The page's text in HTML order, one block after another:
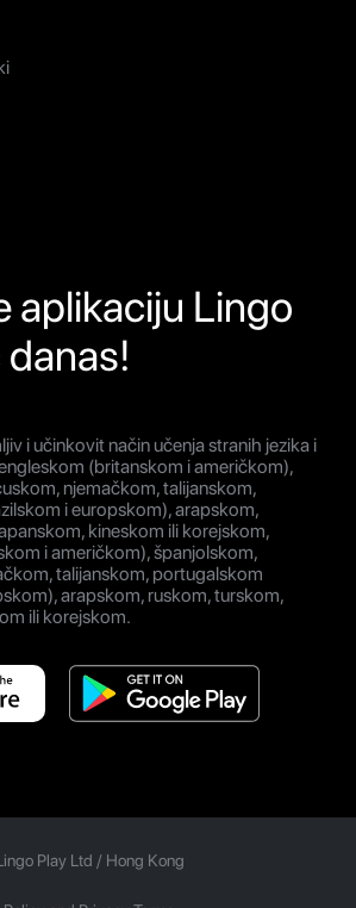
aplikaciju Lingo
danas!
i učinkovit način učenja stranih jezika i
(britanskom i američkom),
njemačkom, talijanskom,
i europskom), arapskom,
kineskom ili korejskom,
i američkom), španjolskom,
talijanskom, portugalskom
arapskom, ruskom, turskom,
ili korejskom.
Play Ltd / Hong Kong